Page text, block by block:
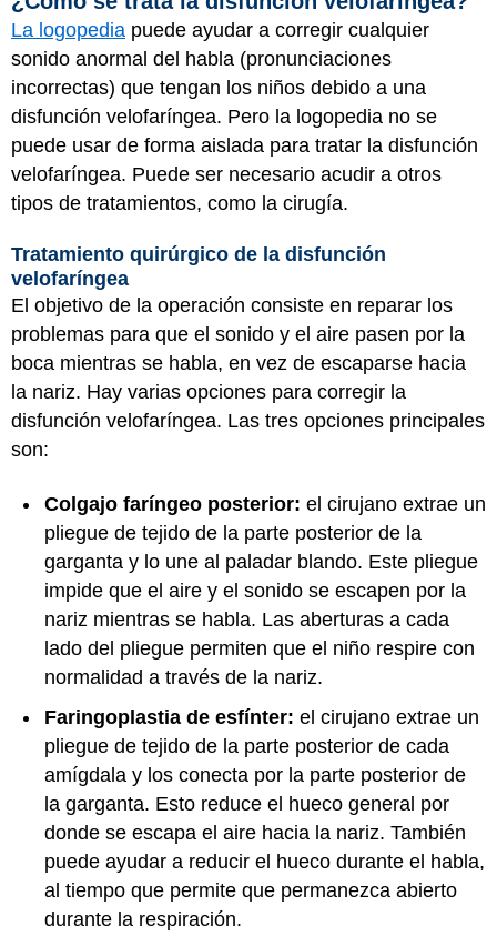
La logopedia puede ayudar a corregir cualquier
sonido anormal del habla (pronunciaciones
incorrectas) que tengan los niños debido a una
disfunción velofaríngea. Pero la logopedia no se
puede usar de forma aislada para tratar la disfunción
velofaríngea. Puede ser necesario acudir a otros
tipos de tratamientos, como la cirugía.
Tratamiento quirúrgico de la disfunción
velofaríngea
El objetivo de la operación consiste en reparar los
problemas para que el sonido y el aire pasen por la
boca mientras se habla, en vez de escaparse hacia
la nariz. Hay varias opciones para corregir la
disfunción velofaríngea. Las tres opciones principales
son:
Colgajo faríngeo posterior: el cirujano extrae un
pliegue de tejido de la parte posterior de la
garganta y lo une al paladar blando. Este pliegue
impide que el aire y el sonido se escapen por la
nariz mientras se habla. Las aberturas a cada
lado del pliegue permiten que el niño respire con
normalidad a través de la nariz.
Faringoplastia de esfínter: el cirujano extrae un
pliegue de tejido de la parte posterior de cada
amígdala y los conecta por la parte posterior de
la garganta. Esto reduce el hueco general por
donde se escapa el aire hacia la nariz. También
puede ayudar a reducir el hueco durante el habla,
al tiempo que permite que permanezca abierto
durante la respiración.